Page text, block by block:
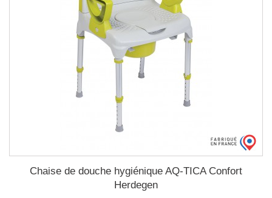
Chaise de douche hygiénique AQ-TICA Confort
Herdegen